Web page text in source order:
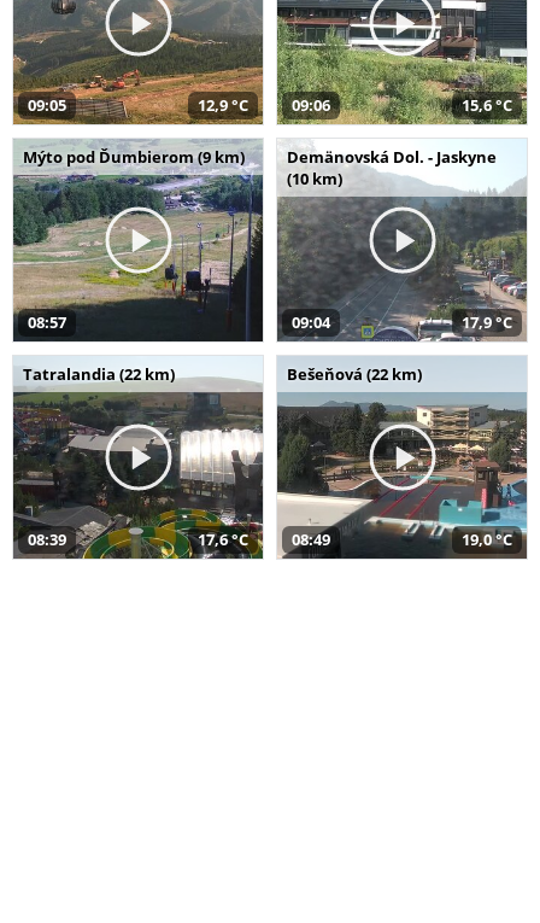
09:05 12,9 °C 09:06 15,6 °C
Mýto pod Ďumbierom (9 km)
08:57
Demänovská Dol. - Jaskyne
(10 km)
09:04 17,9 °C
Tatralandia (22 km)
08:39 17,6 °C
Bešeňová (22 km)
08:49 19,0 °C